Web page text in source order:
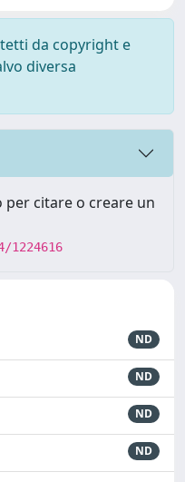
da copyright e
diversa
citare o creare un
ND
ND
ND
ND